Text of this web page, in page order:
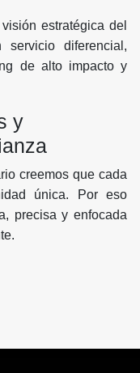
estratégica del
servicio diferencial,
de alto impacto y
y
creemos que cada
única. Por eso
precisa y enfocada